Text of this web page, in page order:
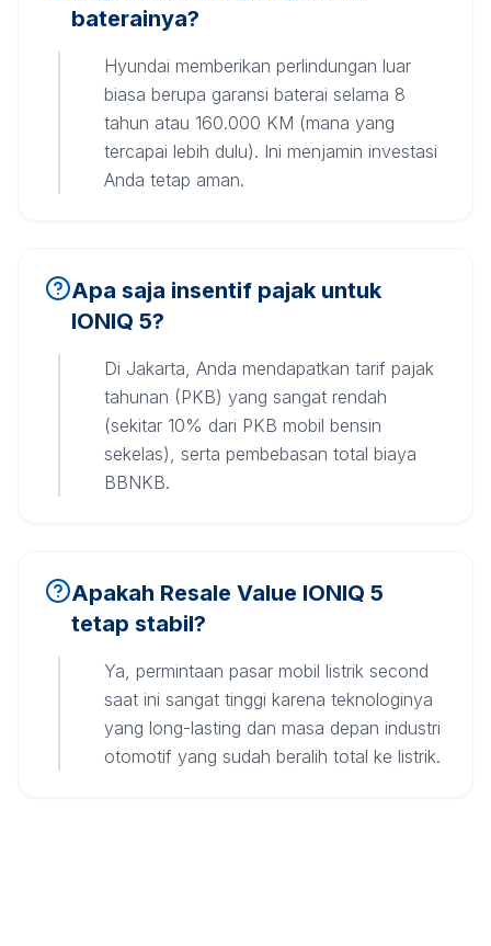
baterainya?
Hyundai memberikan perlindungan luar
biasa berupa garansi baterai selama 8
tahun atau 160.000 KM (mana yang
tercapai lebih dulu). Ini menjamin investasi
Anda tetap aman.
Apa saja insentif pajak untuk
IONIQ 5?
Di Jakarta, Anda mendapatkan tarif pajak
tahunan (PKB) yang sangat rendah
(sekitar 10% dari PKB mobil bensin
sekelas), serta pembebasan total biaya
BBNKB.
Apakah Resale Value IONIQ 5
tetap stabil?
Ya, permintaan pasar mobil listrik second
saat ini sangat tinggi karena teknologinya
yang long-lasting dan masa depan industri
otomotif yang sudah beralih total ke listrik.